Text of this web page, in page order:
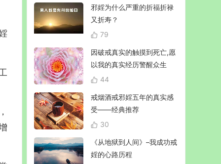
邪婬为什么严重的折福折禄
又折寿？
79
因破戒真实的触摸到死亡,愿
以我的真实经历警醒众生
44
戒烟酒戒邪婬五年的真实感
受——经典推荐
30
《从地狱到人间》–我成功戒
婬的心路历程